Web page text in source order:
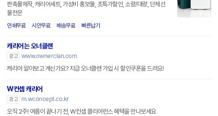
판촉물제작, 캐리어세트, 가성비 홍보물, 초특가할인, 소량/대량, 단체선
물전문
인쇄무료 시안무료 배송무료 빠른납기
캐리어는 오너클랜
광고 www.ownerclan.com
캐리어 알아보고 계신가요? 지금 오너클랜 가입 시 할인쿠폰을 드려요!
W컨셉 캐리어
광고
m.wconcept.co.kr
오직 2주! 여름이 끝나기 전, W컨셉 클리어런스 혜택을 만나보세요